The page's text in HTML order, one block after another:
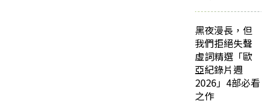
黑夜漫長，但
我們拒絕失聲
虛詞精選「歐
亞紀錄片週
2026」4部必看
之作